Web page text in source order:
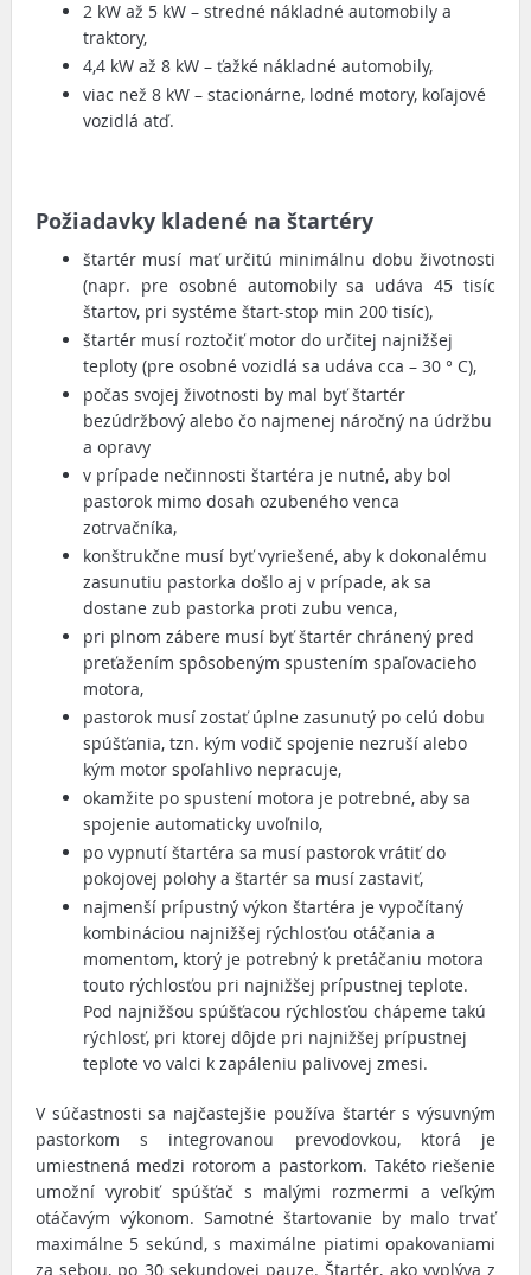
2 kW až 5 kW – stredné nákladné automobily a
traktory,
4,4 kW až 8 kW – ťažké nákladné automobily,
viac než 8 kW – stacionárne, lodné motory, koľajové
vozidlá atď.
Požiadavky kladené na štartéry
štartér musí mať určitú minimálnu dobu životnosti
(napr. pre osobné automobily sa udáva 45 tisíc
štartov, pri systéme štart-stop min 200 tisíc),
štartér musí roztočiť motor do určitej najnižšej
teploty (pre osobné vozidlá sa udáva cca – 30 ° C),
počas svojej životnosti by mal byť štartér
bezúdržbový alebo čo najmenej náročný na údržbu
a opravy
v prípade nečinnosti štartéra je nutné, aby bol
pastorok mimo dosah ozubeného venca
zotrvačníka,
konštrukčne musí byť vyriešené, aby k dokonalému
zasunutiu pastorka došlo aj v prípade, ak sa
dostane zub pastorka proti zubu venca,
pri plnom zábere musí byť štartér chránený pred
preťažením spôsobeným spustením spaľovacieho
motora,
pastorok musí zostať úplne zasunutý po celú dobu
spúšťania, tzn. kým vodič spojenie nezruší alebo
kým motor spoľahlivo nepracuje,
okamžite po spustení motora je potrebné, aby sa
spojenie automaticky uvoľnilo,
po vypnutí štartéra sa musí pastorok vrátiť do
pokojovej polohy a štartér sa musí zastaviť,
najmenší prípustný výkon štartéra je vypočítaný
kombináciou najnižšej rýchlosťou otáčania a
momentom, ktorý je potrebný k pretáčaniu motora
touto rýchlosťou pri najnižšej prípustnej teplote.
Pod najnižšou spúšťacou rýchlosťou chápeme takú
rýchlosť, pri ktorej dôjde pri najnižšej prípustnej
teplote vo valci k zapáleniu palivovej zmesi.
V súčastnosti sa najčastejšie používa štartér s výsuvným
pastorkom s integrovanou prevodovkou, ktorá je
umiestnená medzi rotorom a pastorkom. Takéto riešenie
umožní vyrobiť spúšťač s malými rozmermi a veľkým
otáčavým výkonom. Samotné štartovanie by malo trvať
maximálne 5 sekúnd, s maximálne piatimi opakovaniami
za sebou, po 30 sekundovej pauze. Štartér, ako vyplýva z